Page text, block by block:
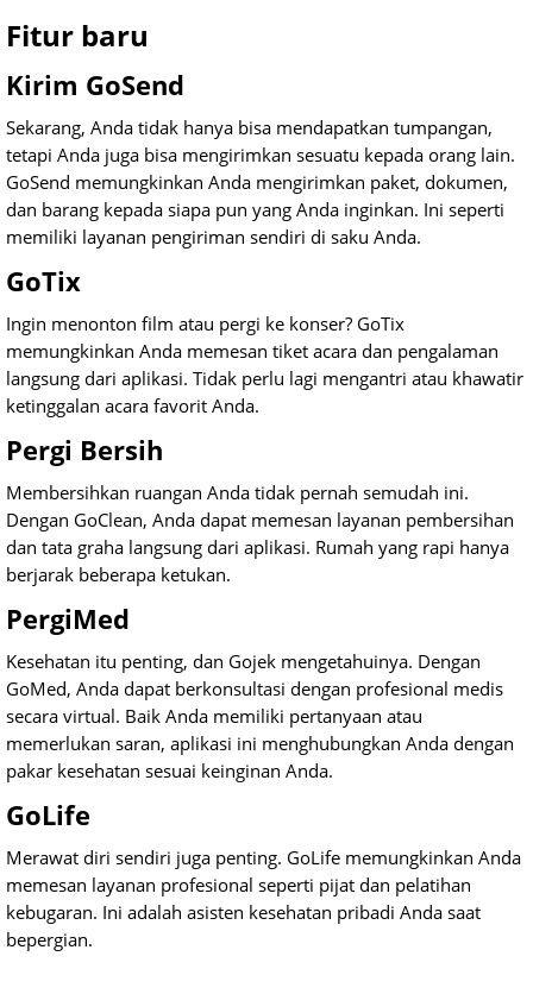
Fitur baru
Kirim GoSend
Sekarang, Anda tidak hanya bisa mendapatkan tumpangan,
tetapi Anda juga bisa mengirimkan sesuatu kepada orang lain.
GoSend memungkinkan Anda mengirimkan paket, dokumen,
dan barang kepada siapa pun yang Anda inginkan. Ini seperti
memiliki layanan pengiriman sendiri di saku Anda.
GoTix
Ingin menonton film atau pergi ke konser? GoTix
memungkinkan Anda memesan tiket acara dan pengalaman
langsung dari aplikasi. Tidak perlu lagi mengantri atau khawatir
ketinggalan acara favorit Anda.
Pergi Bersih
Membersihkan ruangan Anda tidak pernah semudah ini.
Dengan GoClean, Anda dapat memesan layanan pembersihan
dan tata graha langsung dari aplikasi. Rumah yang rapi hanya
berjarak beberapa ketukan.
PergiMed
Kesehatan itu penting, dan Gojek mengetahuinya. Dengan
GoMed, Anda dapat berkonsultasi dengan profesional medis
secara virtual. Baik Anda memiliki pertanyaan atau
memerlukan saran, aplikasi ini menghubungkan Anda dengan
pakar kesehatan sesuai keinginan Anda.
GoLife
Merawat diri sendiri juga penting. GoLife memungkinkan Anda
memesan layanan profesional seperti pijat dan pelatihan
kebugaran. Ini adalah asisten kesehatan pribadi Anda saat
bepergian.